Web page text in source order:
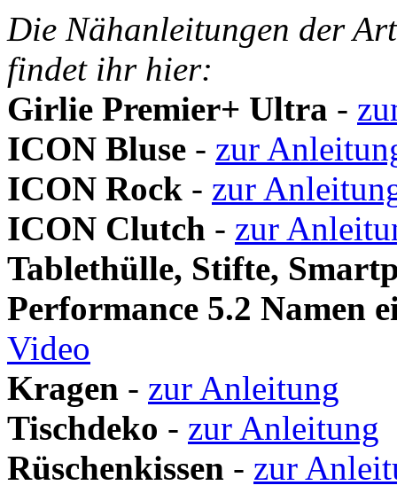
Die Nähanleitungen der
findet ihr hier:
Girlie Premier+ Ultra -
ICON Bluse - zur
ICON Rock - zur
ICON Clutch - zur
Tablethülle, Stifte,
Performance 5.2 Namen
Video
Kragen - zur Anleitung
Tischdeko - zur Anleitung
Rüschenkissen - zur